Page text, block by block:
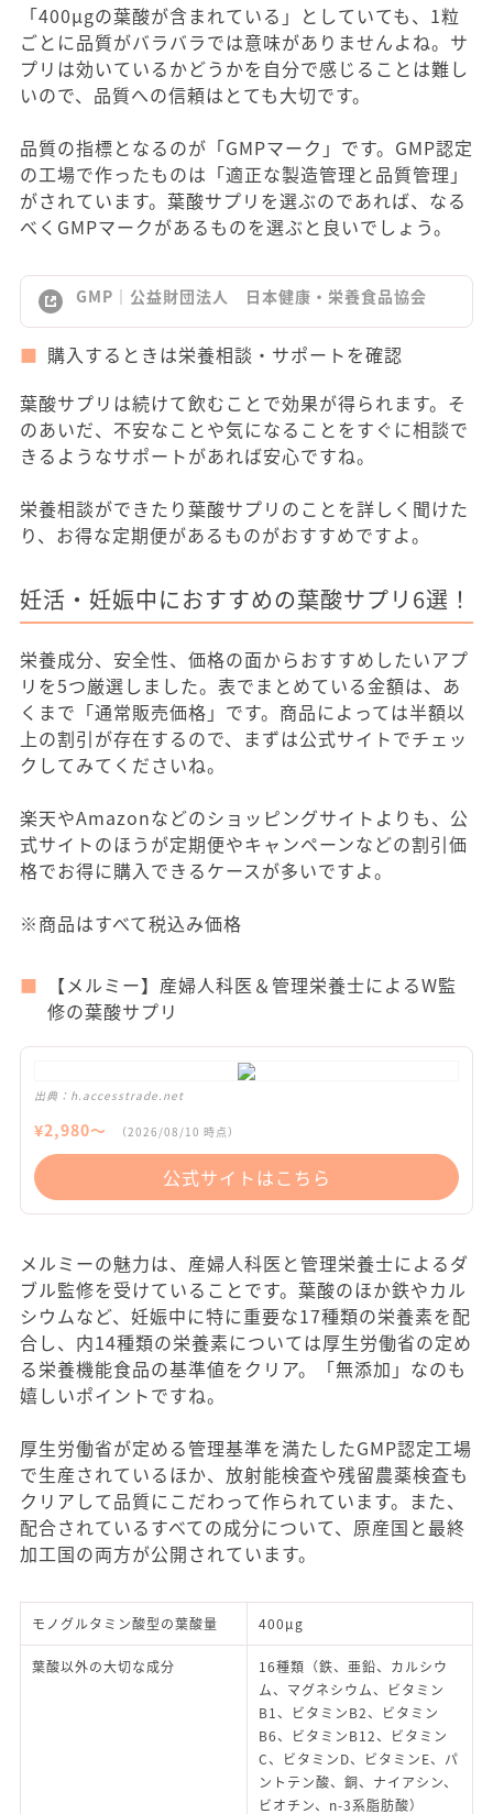
「400μgの葉酸が含まれている」としていても、1粒
ごとに品質がバラバラでは意味がありませんよね。サ
プリは効いているかどうかを自分で感じることは難し
いので、品質への信頼はとても大切です。
品質の指標となるのが「GMPマーク」です。GMP認定
の工場で作ったものは「適正な製造管理と品質管理」
がされています。葉酸サプリを選ぶのであれば、なる
べくGMPマークがあるものを選ぶと良いでしょう。
GMP｜公益財団法人 日本健康・栄養食品協会
購入するときは栄養相談・サポートを確認
葉酸サプリは続けて飲むことで効果が得られます。そ
のあいだ、不安なことや気になることをすぐに相談で
きるようなサポートがあれば安心ですね。
栄養相談ができたり葉酸サプリのことを詳しく聞けた
り、お得な定期便があるものがおすすめですよ。
妊活・妊娠中におすすめの葉酸サプリ6選！
栄養成分、安全性、価格の面からおすすめしたいアプ
リを5つ厳選しました。表でまとめている金額は、あ
くまで「通常販売価格」です。商品によっては半額以
上の割引が存在するので、まずは公式サイトでチェッ
クしてみてくださいね。
楽天やAmazonなどのショッピングサイトよりも、公
式サイトのほうが定期便やキャンペーンなどの割引価
格でお得に購入できるケースが多いですよ。
※商品はすべて税込み価格
【メルミー】産婦人科医＆管理栄養士によるW監
修の葉酸サプリ
出典： h.accesstrade.net
¥2,980〜 （2026/08/10 時点）
公式サイトはこちら
メルミーの魅力は、産婦人科医と管理栄養士によるダ
ブル監修を受けていることです。葉酸のほか鉄やカル
シウムなど、妊娠中に特に重要な17種類の栄養素を配
合し、内14種類の栄養素については厚生労働省の定め
る栄養機能食品の基準値をクリア。「無添加」なのも
嬉しいポイントですね。
厚生労働省が定める管理基準を満たしたGMP認定工場
で生産されているほか、放射能検査や残留農薬検査も
クリアして品質にこだわって作られています。また、
配合されているすべての成分について、原産国と最終
加工国の両方が公開されています。
モノグルタミン酸型の葉酸量 400μg
葉酸以外の大切な成分
16種類（鉄、亜鉛、カルシウ
ム、マグネシウム、ビタミン
B1、ビタミンB2、ビタミン
B6、ビタミンB12、ビタミン
C、ビタミンD、ビタミンE、パ
ントテン酸、銅、ナイアシン、
ビオチン、n-3系脂肪酸）